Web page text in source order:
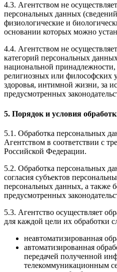
4.3. Агентством не
персональных данных
физиологические и
основании которых можно
4.4. Агентством не
категорий персональных
национальной принадлежности,
религиозных или философских
здоровья, интимной жизни, за
предусмотренных
5. Порядок и условия
5.1. Обработка персональных
Агентством в соответствии с
Российской Федерации.
5.2. Обработка персональных
согласия субъектов
персональных данных, а также
предусмотренных
5.3. Агентство осуществляет
для каждой цели их обработки
неавтоматизированная
автоматизированная
передачей полученной
телекоммуникационным